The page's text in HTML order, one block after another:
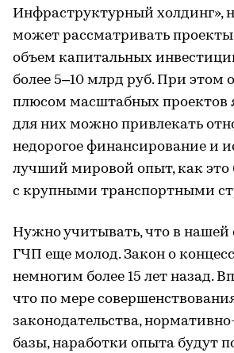
Инфраструктурный холдинг»,
может рассматривать
объем капитальных
более 5–10 млрд руб. При этом
плюсом масштабных проектов
для них можно привлекать
недорогое финансирование и
лучший мировой опыт, как это
с крупными транспортными
Нужно учитывать, что в нашей
ГЧП еще молод. Закон о
немногим более 15 лет назад.
что по мере
законодательства,
базы, наработки опыта будут